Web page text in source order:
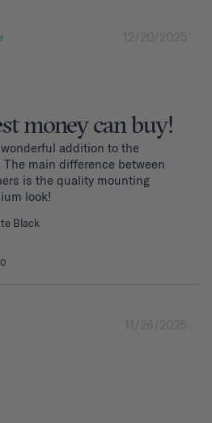
12/20/2025
money can buy!
addition to the
main difference between
is the quality mounting
look!
Black
0
11/26/2025